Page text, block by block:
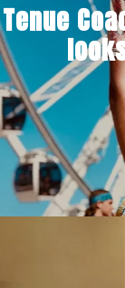
Tenue